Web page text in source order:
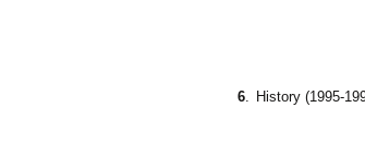
6. History (1995-